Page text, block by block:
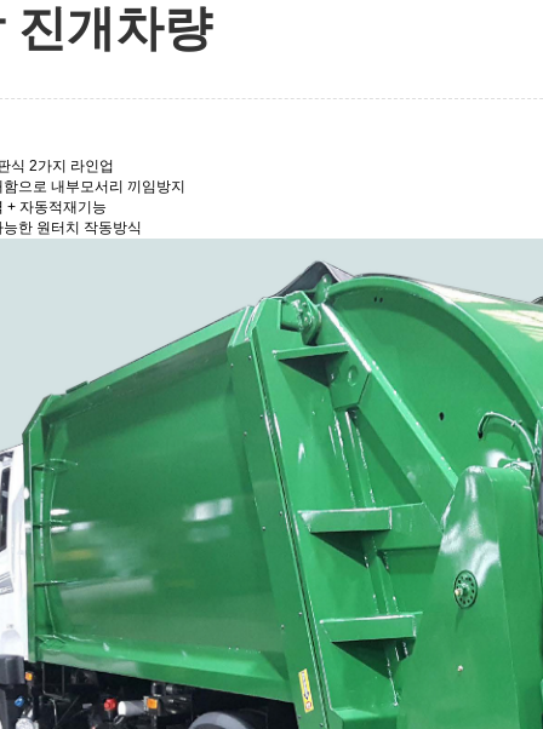
진개차량
식 2가지 라인업
으로 내부모서리 끼임방지
+ 자동적재기능
능한 원터치 작동방식